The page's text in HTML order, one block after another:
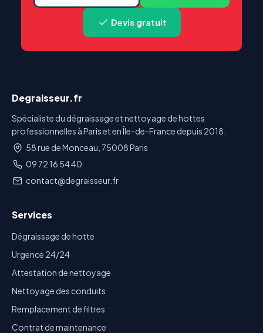
Devis gratuit
Degraisseur.fr
Spécialiste du dégraissage et nettoyage de hottes
professionnelles à Paris et en Île-de-France depuis 2018.
58 rue de Monceau, 75008 Paris
09 72 16 54 40
contact@degraisseur.fr
Services
Dégraissage de hotte
Urgence 24/24
Attestation de nettoyage
Nettoyage des conduits
Remplacement de filtres
Contrat de maintenance